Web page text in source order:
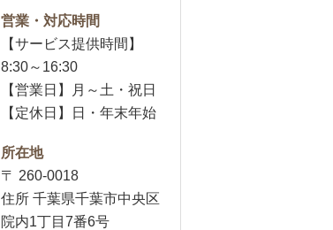
営業・対応時間
【サービス提供時間】
8:30～16:30
【営業日】月～土・祝日
【定休日】日・年末年始
所在地
〒 260-0018
住所 千葉県千葉市中央区
院内1丁目7番6号